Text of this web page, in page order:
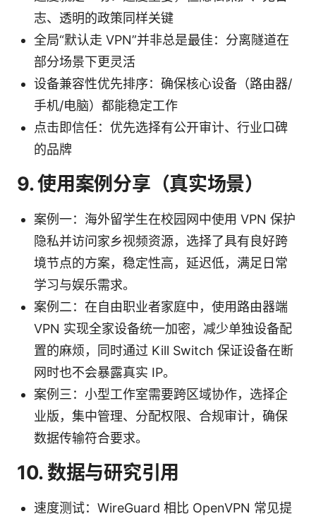
志、透明的政策同样关键
全局“默认走 VPN”并非总是最佳：分离隧道在
部分场景下更灵活
设备兼容性优先排序：确保核心设备（路由器/
手机/电脑）都能稳定工作
点击即信任：优先选择有公开审计、行业口碑
的品牌
9. 使用案例分享（真实场景）
案例一：海外留学生在校园网中使用 VPN 保护
隐私并访问家乡视频资源，选择了具有良好跨
境节点的方案，稳定性高，延迟低，满足日常
学习与娱乐需求。
案例二：在自由职业者家庭中，使用路由器端
VPN 实现全家设备统一加密，减少单独设备配
置的麻烦，同时通过 Kill Switch 保证设备在断
网时也不会暴露真实 IP。
案例三：小型工作室需要跨区域协作，选择企
业版，集中管理、分配权限、合规审计，确保
数据传输符合要求。
10. 数据与研究引用
速度测试：WireGuard 相比 OpenVPN 常见提